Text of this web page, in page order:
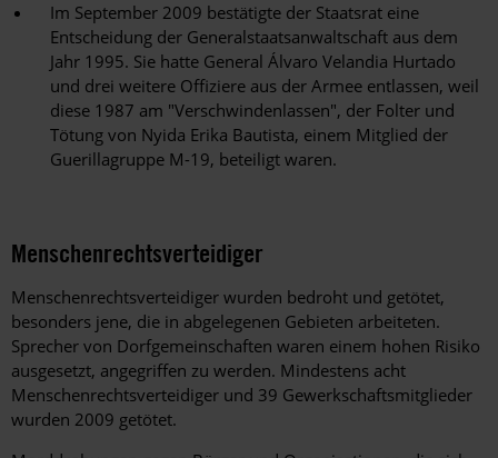
Im September 2009 bestätigte der Staatsrat eine
Entscheidung der Generalstaatsanwaltschaft aus dem
Jahr 1995. Sie hatte General Álvaro Velandia Hurtado
und drei weitere Offiziere aus der Armee entlassen, weil
diese 1987 am "Verschwindenlassen", der Folter und
Tötung von Nyida Erika Bautista, einem Mitglied der
Guerillagruppe M-19, beteiligt waren.
Menschenrechtsverteidiger
Menschenrechtsverteidiger wurden bedroht und getötet,
besonders jene, die in abgelegenen Gebieten arbeiteten.
Sprecher von Dorfgemeinschaften waren einem hohen Risiko
ausgesetzt, angegriffen zu werden. Mindestens acht
Menschenrechtsverteidiger und 39 Gewerkschaftsmitglieder
wurden 2009 getötet.